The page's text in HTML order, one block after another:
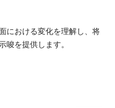
における変化を理解し、将
を提供します。